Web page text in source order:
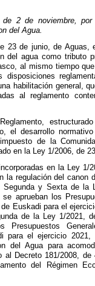
de 2 de noviembre,
del Agua.
23 de junio, de Aguas,
del agua como tributo
al mismo tiempo
disposiciones
habilitación general,
al reglamento
el desarrollo
de la
en la Ley 1/2006, de
en la Ley 1/
la regulación del canon
Segunda y Sexta de la
aprueban los
Euskadi para el
de la Ley 1/2021,
Presupuestos
para el ejercicio 2021,
del Agua para
al Decreto 181/2008, de
del Régimen